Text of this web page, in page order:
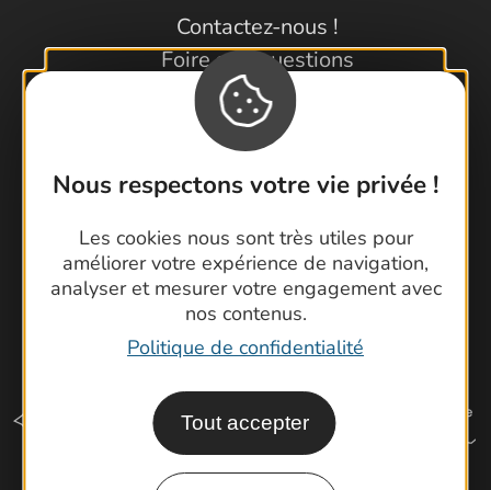
Nous respectons votre vie privée !
Les cookies nous sont très utiles pour
améliorer votre expérience de navigation,
analyser et mesurer votre engagement avec
nos contenus.
Politique de confidentialité
Tout accepter
Contactez-nous !
Foire aux questions
Brochures
Cartoguides et Topoguides
Latitude Gard